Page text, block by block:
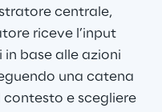
centrale,
riceve l’input
base alle azioni
una catena
contesto e scegliere